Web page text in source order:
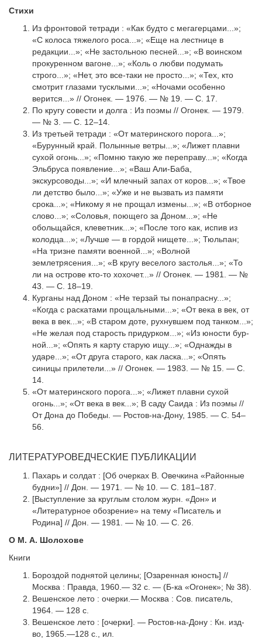
Стихи
Из фронтовой тетради : «Как будто с мегагерцами...»;
«С колоса тяжело­го роса...»; «Еще на лестнице в
редакции...»; «Не застольною песней...»; «В воин­ском
прокуренном вагоне...»; «Коль о любви подумать
строго...»; «Нет, это все-таки не просто...»; «Тех, кто
смотрит глазами тусклыми...»; «Ночами осо­бенно
верится...» // Огонек. — 1976. — № 19. — С. 17.
По кругу совести и долга : Из поэмы // Огонек. — 1979.
— № 3. — С. 12–14.
Из третьей тетради : «От материнского порога...»;
«Бурунный край. Полын­ные ветры...»; «Лижет плавни
сухой огонь...»; «Помню такую же переправу...»; «Когда
Эльбруса появление...»; «Ваш Али-Баба,
экскурсоводы...»; «И млечный запах от коров...»; «Твое
ли детство было...»; «Уже и не вызвать из памяти
срока...»; «Никому я не прощал измены...»; «В отборное
слово...»; «Соловья, поющего за Доном...»; «Не
обольщайся, клеветник...»; «После того как, испив из
колодца...»; «Лучше — в гордой нищете...»; Тюльпан;
«На тризне памяти во­енной...»; «Волной
землетрясения...»; «В кругу веселого застолья...»; «То
ли на острове кто-то хохочет...» // Огонек. — 1981. — №
43. — С. 18–19.
Курганы над Доном : «Не терзай ты понапрасну...»;
«Когда с раскатами прощальными...»; «От века в век, от
века в век...»; «В старом доте, рухнув­шем под танком...»;
«Не желая под старость придурком...»; «Из юности бур­
ной...»; «Опять я карту старую ищу...»; «Однажды в
ударе...»; «От друга ста­рого, как ласка...»; «Опять
синицы прилетели...» // Огонек. — 1983. — № 15. — С.
14.
«От материнского порога...»; «Лижет плавни сухой
огонь...»; «От века в век...»; В саду Саида : Из поэмы //
От Дона до Победы. — Ростов-на-Дону, 1985. — С. 54–
56.
ЛИТЕРАТУРОВЕДЧЕСКИЕ ПУБЛИКАЦИИ
Пахарь и солдат : [Об очерках В. Овечкина «Районные
будни»] // Дон. — 1971. — № 10. — С. 181–187.
[Выступление за круглым столом журн. «Дон» и
«Литературное обозрение» на те­му «Писатель и
Родина] // Дон. — 1981. — № 10. — С. 26.
О М. А. Шолохове
Книги
Бороздой поднятой целины; [Озаренная юность] //
Москва : Правда, 1960.— 32 с. — (Б-ка «Огонек»; № 38).
Вешенское лето : очерки.— Москва : Сов. писатель,
1964. — 128 с.
Вешенское лето : [очерки]. — Ростов-на-Дону : Кн. изд-
во, 1965.—128 с., ил.